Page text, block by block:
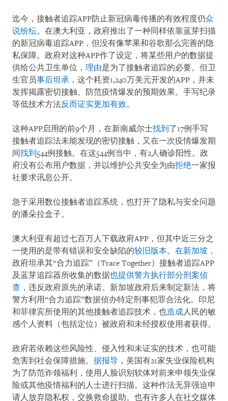
迄今，接触者追踪APP防止新冠病毒传播的有效程度仍众
说纷纭。在澳大利亚，政府推出了一种同样依靠蓝芽扫描
的新冠病毒追踪APP，但没有像苹果和谷歌那么完善的隐
私保障。政府对这种APP作了设定，将某些用户的数据提
供给公共卫生单位， 理由是为了接触者追踪的必要。但卫
生官员事后坦承 ，这个耗资1,240万美元开发的APP，并未
发挥揭露密切接触、防范疫情爆发的预期效果。手写纪录
等低技术方法反而证实更加有效。
这种APP启用的前9个月，在新南威尔士找到了17例手写
接触者追踪法未能发现的密切接触，又在一次疫情爆发期
间找到544例接触。在这544例当中，有2人确诊阳性。政
府没有公布用户数据，并以维护公共安全为由拒绝一家报
社要求讯息公开。
急于采用数位接触者追踪系统，也打开了隐私与安全问题
的潘朵拉盒子。
澳大利亚有超过七百万人下载政府APP，但其中近三分之
一使用的是带有错误和安全缺陷的较旧版本。 在新加坡 ，
政府坦承其“合力追踪”（Trace Together）接触者追踪APP
及蓝芽追踪器所收集的数据也提供警方执行部分刑案侦
查 ，违反政府原先的承诺。新加坡政府后来制定新法，将
警方利用“合力追踪”数据侦办特定刑事犯罪合法化。印尼
和菲律宾所使用的其他接触者追踪技术，也造成人民的敏
感个人资料（包括定位）被政府和未经授权使用者获得。
政府若依赖这些风险性、侵入性和未证实的技术，也可能
危害到社会保障措施。 据报导 ，美国有21家失业保险机构
为了防范诈领福利，使用人脸识别软体对前来申领失业保
险或其他疫情福利的人士进行扫描。这种作法无异强迫申
请人放弃隐私权，交换救命援助。也有许多人在社交媒体